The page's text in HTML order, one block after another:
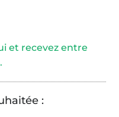
et recevez entre
: